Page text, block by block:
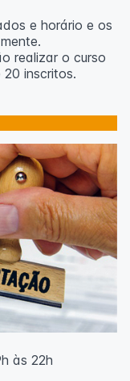
e horário e os
realizar o curso
inscritos.
às 22h